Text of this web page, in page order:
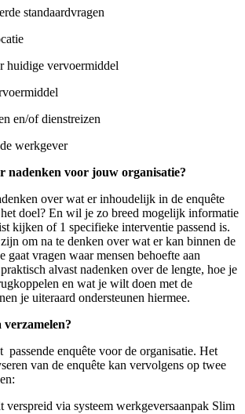
standaardvragen
huidige vervoermiddel
en/of dienstreizen
werkgever
nadenken voor jouw organisatie?
over wat er inhoudelijk in de enquête
doel? En wil je zo breed mogelijk informatie
kijken of 1 specifieke interventie passend is.
om na te denken over wat er kan binnen de
gaat vragen waar mensen behoefte aan
alvast nadenken over de lengte, hoe je
en wat je wilt doen met de
je uiteraard ondersteunen hiermee.
passende enquête voor de organisatie. Het
van de enquête kan vervolgens op twee
verspreid via systeem werkgeversaanpak Slim